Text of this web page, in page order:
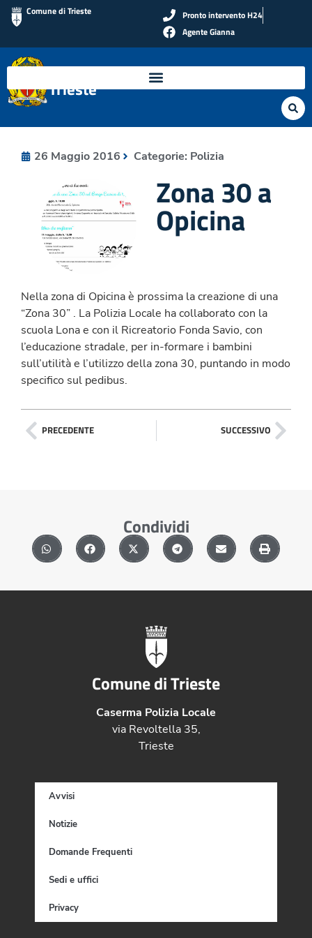
Comune di Trieste
Pronto intervento H24
Agente Gianna
Polizia Locale di
Trieste
26 Maggio 2016 Categorie: Polizia
Zona 30 a
Opicina
Nella zona di Opicina è prossima la creazione di una
“Zona 30” . La Polizia Locale ha collaborato con la
scuola Lona e con il Ricreatorio Fonda Savio, con
l’educazione stradale, per in-formare i bambini
sull’utilità e l’utilizzo della zona 30, puntando in modo
specifico sul pedibus.
PRECEDENTE SUCCESSIVO
Condividi
Comune di Trieste
Caserma Polizia Locale
via Revoltella 35,
Trieste
Avvisi
Notizie
Domande Frequenti
Sedi e uffici
Privacy